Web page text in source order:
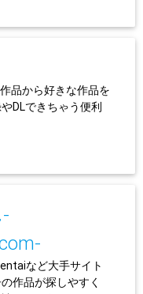
品から好きな作品を
DLできちゃう便利
など大手サイト
作品が探しやすく